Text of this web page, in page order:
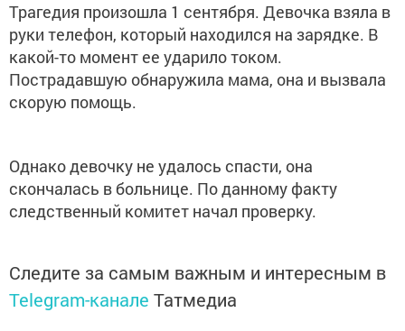
Трагедия произошла 1 сентября. Девочка взяла в
руки телефон, который находился на зарядке. В
какой-то момент ее ударило током.
Пострадавшую обнаружила мама, она и вызвала
скорую помощь.
Однако девочку не удалось спасти, она
скончалась в больнице. По данному факту
следственный комитет начал проверку.
Следите за самым важным и интересным в
Telegram-канале Татмедиа